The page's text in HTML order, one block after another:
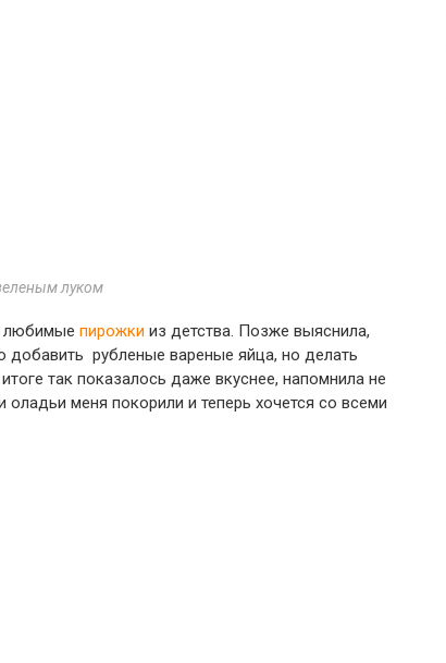
луком
любимые пирожки из детства. Позже выяснила,
рубленые вареные яйца, но делать
так показалось даже вкуснее, напомнила не
оладьи меня покорили и теперь хочется со всеми